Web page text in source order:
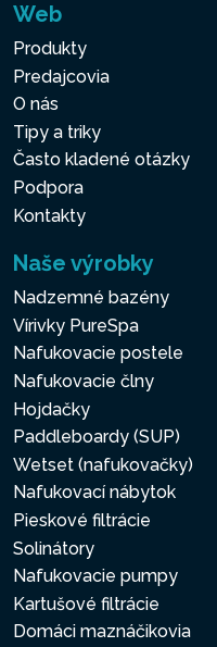
Web
Produkty
Predajcovia
O nás
Tipy a triky
Často kladené otázky
Podpora
Kontakty
Naše výrobky
Nadzemné bazény
Vírivky PureSpa
Nafukovacie postele
Nafukovacie člny
Hojdačky
Paddleboardy (SUP)
Wetset (nafukovačky)
Nafukovací nábytok
Pieskové filtrácie
Solinátory
Nafukovacie pumpy
Kartušové filtrácie
Domáci maznáčikovia